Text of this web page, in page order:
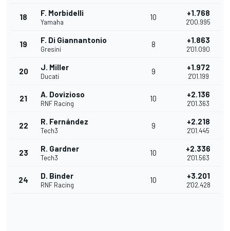
18 F. Morbidelli
Yamaha
10 +1.768
2'00.995
19 F. Di Giannantonio
Gresini
8 +1.863
2'01.090
20 J. Miller
Ducati
9 +1.972
2'01.199
21 A. Dovizioso
RNF Racing
10 +2.136
2'01.363
22 R. Fernández
Tech3
9 +2.218
2'01.445
23 R. Gardner
Tech3
10 +2.336
2'01.563
24 D. Binder
RNF Racing
10 +3.201
2'02.428